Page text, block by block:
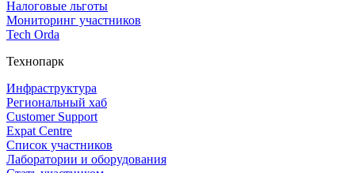
Налоговые льготы
Мониторинг участников
Tech Orda
Технопарк
Инфраструктура
Региональный хаб
Customer Support
Expat Centre
Список участников
Лаборатории и оборудования